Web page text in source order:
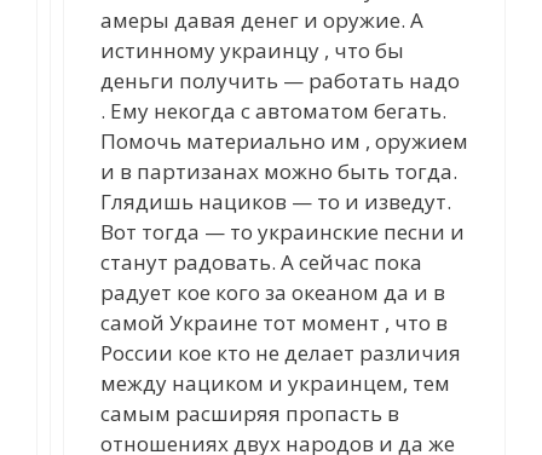
амеры давая денег и оружие. А
истинному украинцу , что бы
деньги получить — работать надо
. Ему некогда с автоматом бегать.
Помочь материально им , оружием
и в партизанах можно быть тогда.
Глядишь нациков — то и изведут.
Вот тогда — то украинские песни и
станут радовать. А сейчас пока
радует кое кого за океаном да и в
самой Украине тот момент , что в
России кое кто не делает различия
между нациком и украинцем, тем
самым расширяя пропасть в
отношениях двух народов и да же